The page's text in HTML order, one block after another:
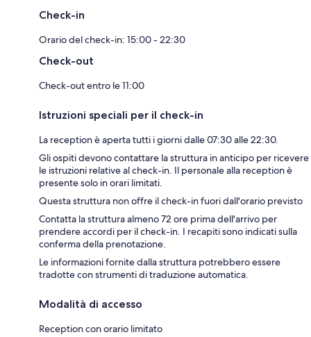
Check-in
Orario del check-in: 15:00 - 22:30
Check-out
Check-out entro le 11:00
Istruzioni speciali per il check-in
La reception è aperta tutti i giorni dalle 07:30 alle 22:30.
Gli ospiti devono contattare la struttura in anticipo per ricevere
le istruzioni relative al check-in. Il personale alla reception è
presente solo in orari limitati.
Questa struttura non offre il check-in fuori dall'orario previsto
Contatta la struttura almeno 72 ore prima dell'arrivo per
prendere accordi per il check-in. I recapiti sono indicati sulla
conferma della prenotazione.
Le informazioni fornite dalla struttura potrebbero essere
tradotte con strumenti di traduzione automatica.
Modalità di accesso
Reception con orario limitato